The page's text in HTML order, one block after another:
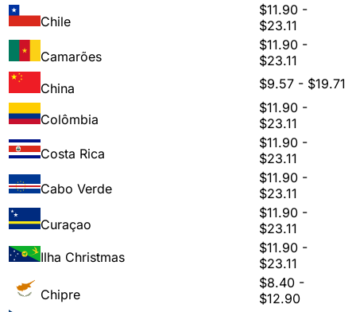
Chile
$11.90 -
$23.11
Camarões
$11.90 -
$23.11
China
$9.57 - $19.71
Colômbia
$11.90 -
$23.11
Costa Rica
$11.90 -
$23.11
Cabo Verde
$11.90 -
$23.11
Curaçao
$11.90 -
$23.11
Ilha Christmas
$11.90 -
$23.11
Chipre
$8.40 -
$12.90